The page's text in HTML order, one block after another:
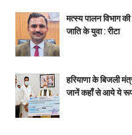
मत्स्य पालन विभाग
जाति के युवा : रीटा
हरियाणा के बिजली
जानें कहाँ से आये ये